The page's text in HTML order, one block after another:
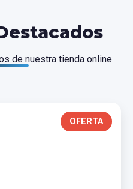
de nuestra tienda online
OFERTA